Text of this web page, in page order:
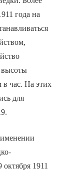
года на
высоты
в час. На этих
для
1911